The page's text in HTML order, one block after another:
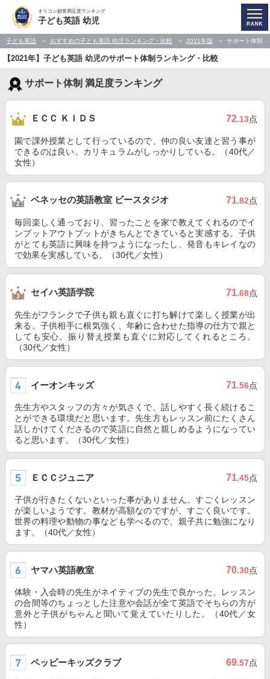
オリコン顧客満足度ランキング
子ども英語 幼児
子ども英語 おすすめの子ども英語 幼児ランキング・比較 2021年版 サポート体制
【2021年】子ども英語 幼児のサポート体制ランキング・比較
サポート体制 満足度ランキング
ＥＣＣ ＫＩＤＳ 72.13点
園で課外授業として行っているので、仲の良い友達と習う事が
できるのは良い。カリキュラムがしっかりしている。（40代／
女性）
ベネッセの英語教室 ビースタジオ 71.82点
毎回楽しく通っており、習ったことを家で教えてくれるのでイ
ンプットアウトプットがきちんとできていると実感する。子供
がとても英語に興味を持つようになったし、発音もキレイなの
で効果を実感している。（30代／女性）
セイハ英語学院 71.68点
先生がフランクで子供も親も直ぐに打ち解けて楽しく授業が出
来る。子供相手に根気強く、年齢に合わせた指導の仕方で親と
しても安心。振り替え授業も直ぐに対応してくれるところ。
（30代／女性）
イーオンキッズ 71.56点
先生方やスタッフの方々が気さくで、話しやすく長く続けるこ
とができる環境だと思います。先生方もレッスン前にたくさん
話しかけてくださるので英語に自然と親しめるようになってい
ると思います。（30代／女性）
ＥＣＣジュニア 71.45点
子供が行きたくないといった事がありません。すごくレッスン
が楽しいようです。教材が高額なのですが、すごく良いです。
世界の料理や動物の事なども学べるので、親子共に勉強になり
ます。（40代／女性）
ヤマハ英語教室 70.30点
体験・入会時の先生がネイティブの先生で良かった。レッスン
の合間等のちょっとした注意や会話が全て英語でそちらの方が
意外と子供がちゃんと聞いて覚えていたりした。（40代／女
性）
ペッピーキッズクラブ 69.57点